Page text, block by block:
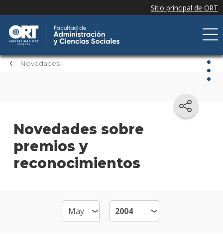
Novedades
Novedades sobre
premios y
reconocimientos